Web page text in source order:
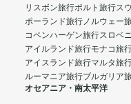
リスボン旅行ポルト旅行ス
ポーランド旅行ノルウェー
コペンハーゲン旅行スロベ
アイルランド旅行モナコ旅
アイスランド旅行マルタ旅
ルーマニア旅行ブルガリア
オセアニア・南太平洋